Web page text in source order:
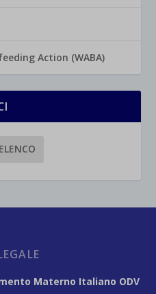
Action (WABA)
Materno Italiano ODV